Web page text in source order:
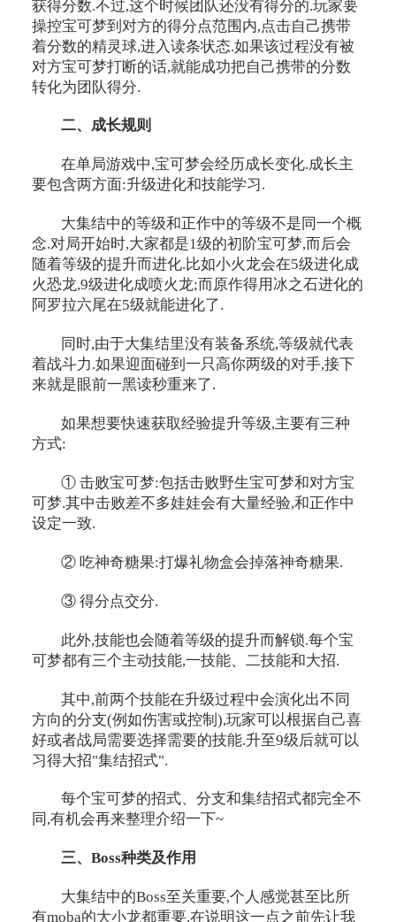
获得分数.不过,这个时候团队还没有得分的.玩家要
操控宝可梦到对方的得分点范围内,点击自己携带
着分数的精灵球,进入读条状态.如果该过程没有被
对方宝可梦打断的话,就能成功把自己携带的分数
转化为团队得分.
二、成长规则
在单局游戏中,宝可梦会经历成长变化.成长主
要包含两方面:升级进化和技能学习.
大集结中的等级和正作中的等级不是同一个概
念.对局开始时,大家都是1级的初阶宝可梦,而后会
随着等级的提升而进化.比如小火龙会在5级进化成
火恐龙,9级进化成喷火龙;而原作得用冰之石进化的
阿罗拉六尾在5级就能进化了.
同时,由于大集结里没有装备系统,等级就代表
着战斗力.如果迎面碰到一只高你两级的对手,接下
来就是眼前一黑读秒重来了.
如果想要快速获取经验提升等级,主要有三种
方式:
① 击败宝可梦:包括击败野生宝可梦和对方宝
可梦.其中击败差不多娃娃会有大量经验,和正作中
设定一致.
② 吃神奇糖果:打爆礼物盒会掉落神奇糖果.
③ 得分点交分.
此外,技能也会随着等级的提升而解锁.每个宝
可梦都有三个主动技能,一技能、二技能和大招.
其中,前两个技能在升级过程中会演化出不同
方向的分支(例如伤害或控制),玩家可以根据自己喜
好或者战局需要选择需要的技能.升至9级后就可以
习得大招"集结招式".
每个宝可梦的招式、分支和集结招式都完全不
同,有机会再来整理介绍一下~
三、Boss种类及作用
大集结中的Boss至关重要,个人感觉甚至比所
有moba的大小龙都重要.在说明这一点之前先让我